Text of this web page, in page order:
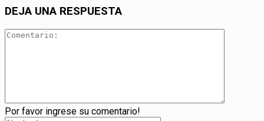
DEJA UNA RESPUESTA
Por favor ingrese su comentario!